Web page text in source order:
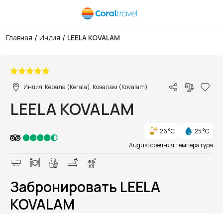
Главная / Индия / LEELA KOVALAM
Индия, Керала (Kerala), Ковалам (Kovalam)
LEELA KOVALAM
26 °C
25 °C
August средняя температура
Забронировать LEELA
KOVALAM